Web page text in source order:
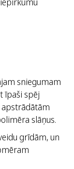
sniegumam
īpaši spēj
slāņus.
grīdām, un